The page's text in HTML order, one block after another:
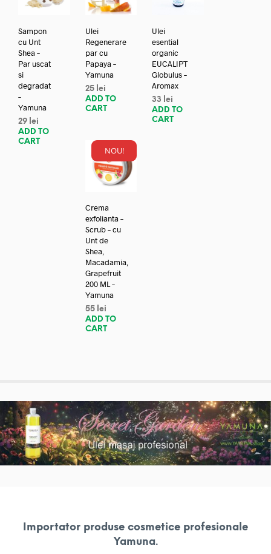
Sampon
cu Unt
Shea –
Par uscat
si
degradat
–
Yamuna
29 lei
ADD TO
CART
Ulei
Regenerare
par cu
Papaya –
Yamuna
25 lei
ADD TO
CART
Ulei
esential
organic
EUCALIPT
Globulus –
Aromax
33
lei
ADD TO
CART
NOU!
Crema
exfolianta –
Scrub – cu
Unt de
Shea,
Macadamia,
Grapefruit
200 ML –
Yamuna
55 lei
ADD TO
CART
Importator produse cosmetice profesionale
Yamuna.